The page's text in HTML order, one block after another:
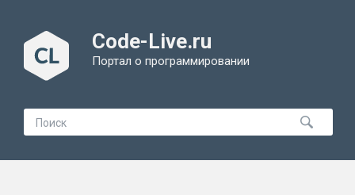
Code-Live.ru
Портал о программировании